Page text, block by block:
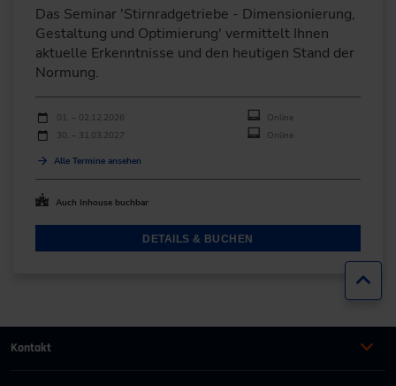
Das Seminar 'Stirnradgetriebe - Dimensionierung,
Gestaltung und Optimierung' vermittelt Ihnen
aktuelle Erkenntnisse und den heutigen Stand der
Normung.
Durchführungen
Veranstaltungsdatum
01. – 02.12.2026
Online
30. – 31.03.2027
Online
Alle Termine ansehen
Auch Inhouse buchbar
DETAILS & BUCHEN
Kontakt